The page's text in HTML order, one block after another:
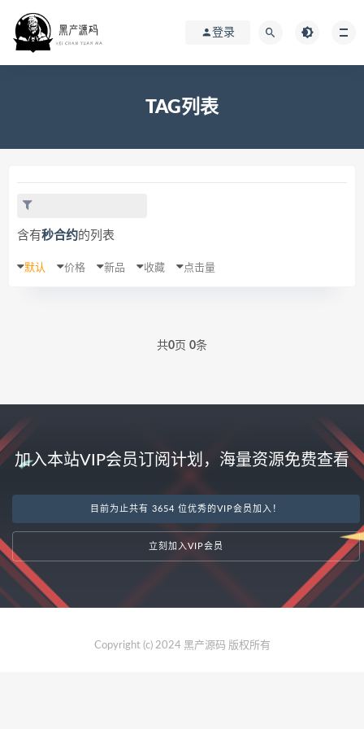
登录
TAG列表
含有秒合约的列表
默认 价格 新品 收藏 点击量
共0页 0条
加入本站VIP会员订阅计划，海量资源免费查看
目前为止共有 3654 位优秀的VIP会员加入！
立刻加入VIP会员
Copyright (c) 2024 黑产源码 版权所有